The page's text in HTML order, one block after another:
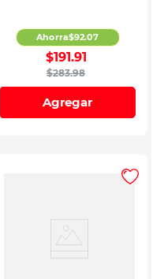
$283.98
$191.91
Ahorra$92.07
Agregar